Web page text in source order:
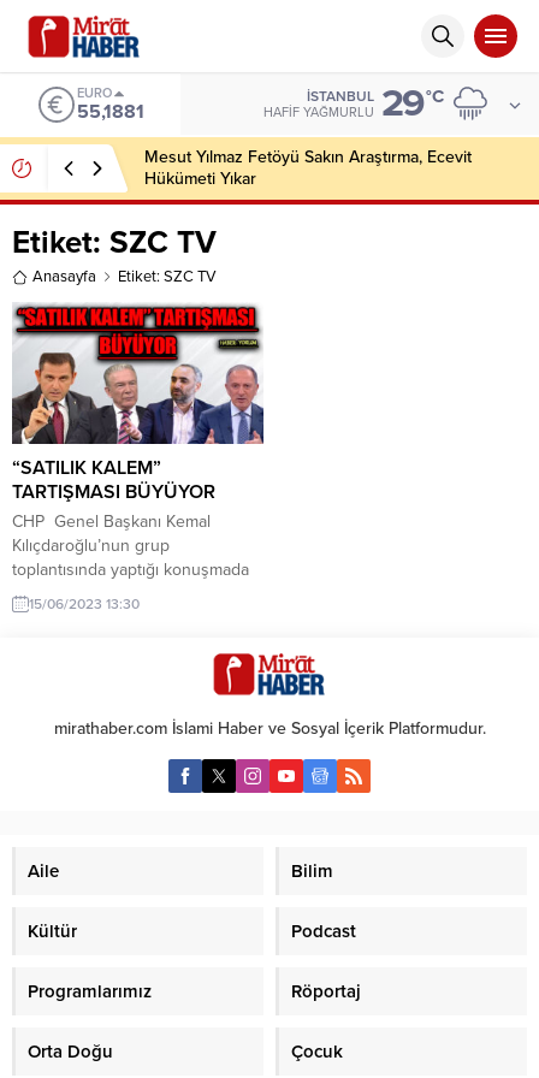
EURO
55,1881
İSTANBUL
HAFIF YAĞMURLU 29°C
Mesut Yılmaz Fetöyü Sakın Araştırma, Ecevit
Hükümeti Yıkar
Etiket: SZC TV
Anasayfa Etiket: SZC TV
“SATILIK KALEM”
TARTIŞMASI BÜYÜYOR
CHP Genel Başkanı Kemal
Kılıçdaroğlu’nun grup
toplantısında yaptığı konuşmada
bazı gazetecileri “Satılık kalem”
olarak nitelemesi, sol cenahta
Kılıçdaroğlu grup toplantısında,
seçimlerden önce kendisini
destekleyen ancak seçim
hezimetinden sonra “İstifa” çağrısı
yapan Fatih Portakal, İsmail
Saymaz, Uğur Dündar ve Fatih
15/06/2023 13:30
mirathaber.com İslami Haber ve Sosyal İçerik Platformudur.
Aile Bilim
Kültür Podcast
Programlarımız Röportaj
Orta Doğu Çocuk